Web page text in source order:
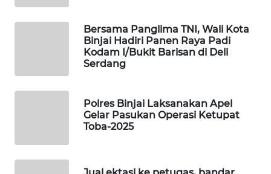
Bersama Panglima TNI, Wali Kota
Binjai Hadiri Panen Raya Padi
Kodam I/Bukit Barisan di Deli
Serdang
Polres Binjai Laksanakan Apel
Gelar Pasukan Operasi Ketupat
Toba-2025
PLN